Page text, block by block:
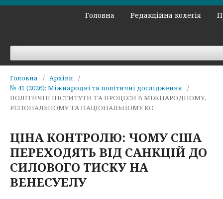
Головна Редакційна колегія
Головна / Архіви
/
№ 41 (2026): Міжнародні та політичні дослідження
/
ПОЛІТИЧНІ ІНСТИТУТИ ТА ПРОЦЕСИ В МІЖНАРОДНОМУ,
РЕГІОНАЛЬНОМУ ТА НАЦІОНАЛЬНОМУ КО
ЦІНА КОНТРОЛЮ: ЧОМУ США
ПЕРЕХОДЯТЬ ВІД САНКЦІЙ ДО
СИЛОВОГО ТИСКУ НА
ВЕНЕСУЕЛУ